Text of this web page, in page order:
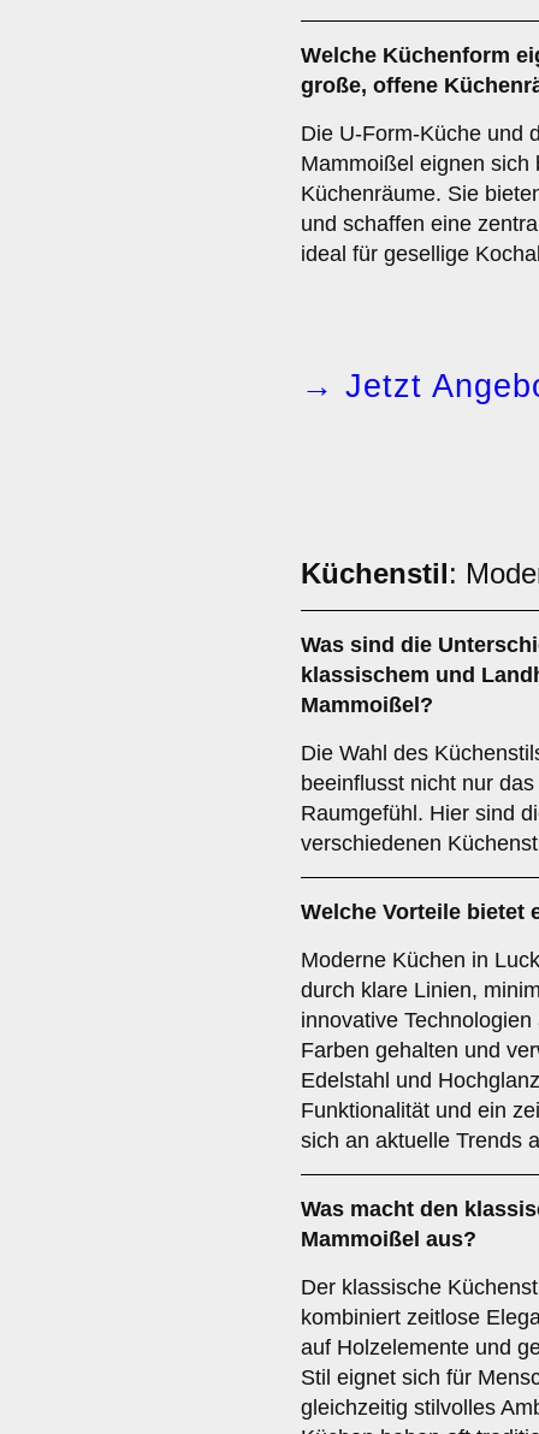
Welche Küchenform
große, offene
Die U-Form-Küche und
Mammoißel eignen
Küchenräume. Sie
und schaffen eine
ideal für gesellige
→ Jetzt
Küchenstil:
Was sind die
klassischem und
Mammoißel?
Die Wahl des
beeinflusst nicht nur
Raumgefühl. Hier sind
verschiedenen
Welche Vorteile bietet
Moderne Küchen in
durch klare Linien,
innovative
Farben gehalten und
Edelstahl und
Funktionalität und ein
sich an aktuelle Trends
Was macht den
Mammoißel aus?
Der klassische
kombiniert zeitlose
auf Holzelemente und
Stil eignet sich für
gleichzeitig stilvolles